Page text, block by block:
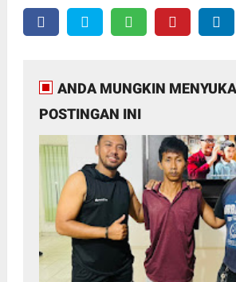
ANDA MUNGKIN
POSTINGAN INI